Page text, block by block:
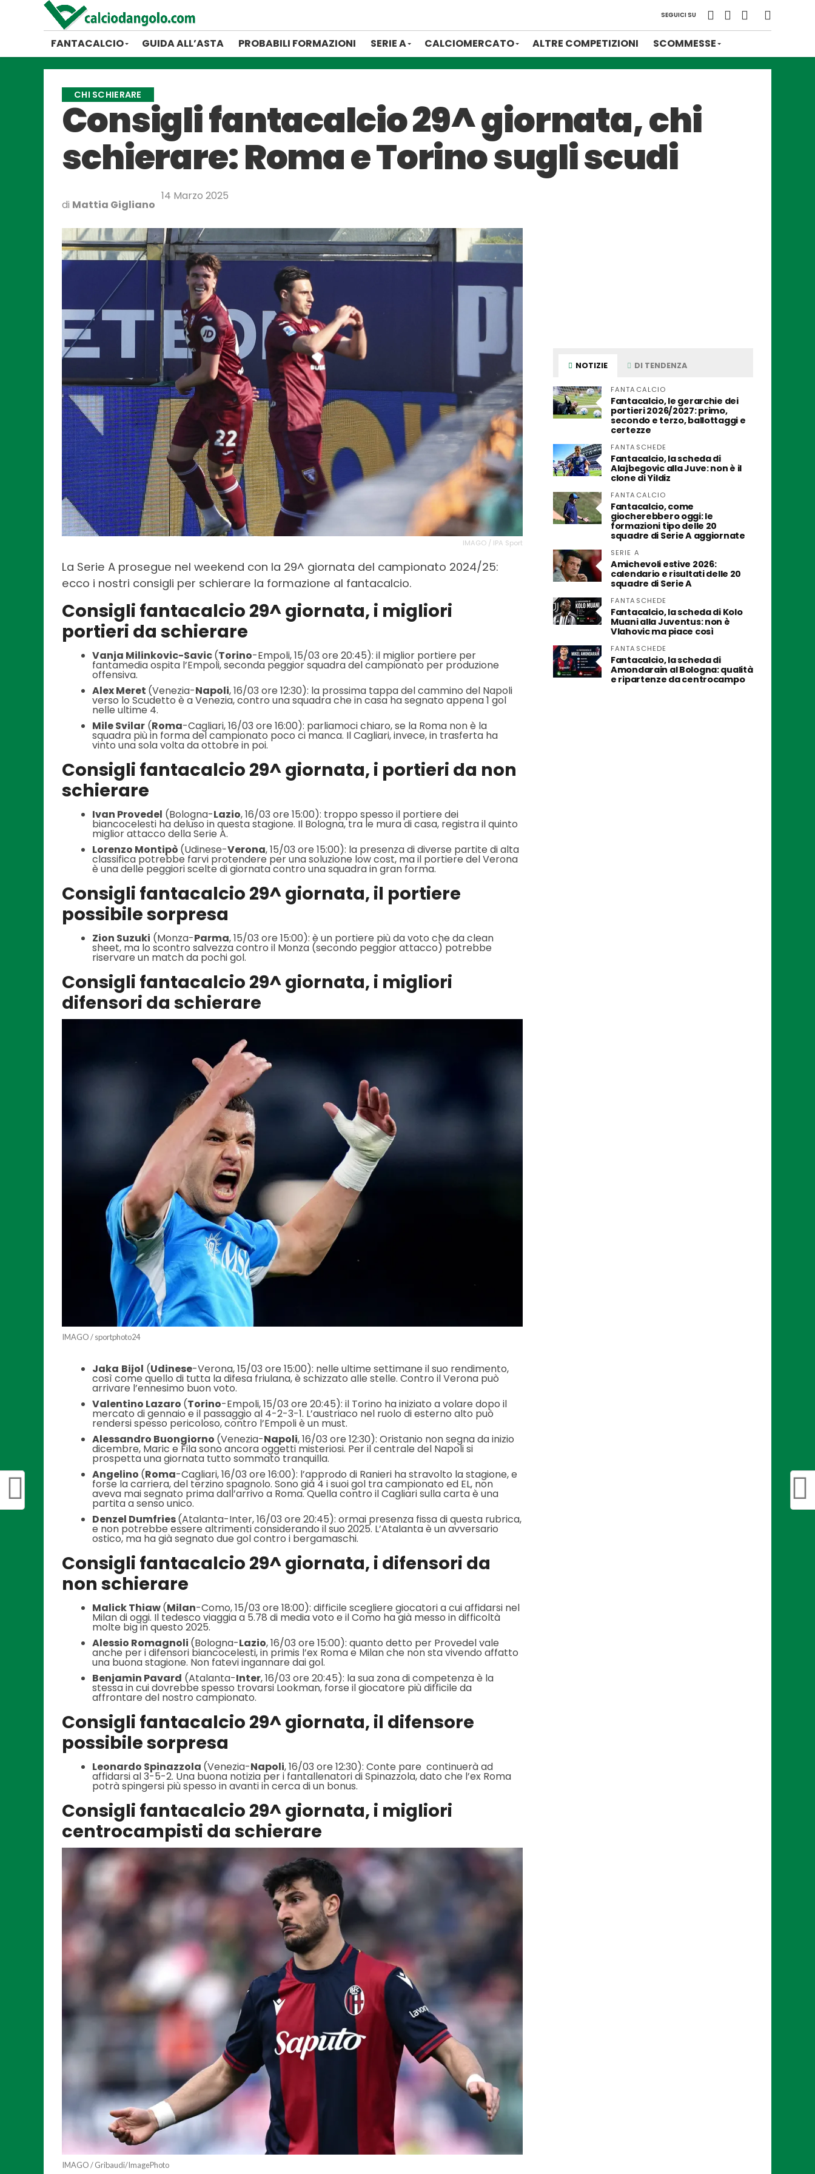
SEGUICI SU
FANTACALCIO GUIDA ALL’ASTA PROBABILI FORMAZIONI SERIE A CALCIOMERCATO ALTRE COMPETIZIONI SCOMMESSE
CHI SCHIERARE
Consigli fantacalcio 29^ giornata, chi
schierare: Roma e Torino sugli scudi
di Mattia Gigliano
14 Marzo 2025
IMAGO / IPA Sport
La Serie A prosegue nel weekend con la 29^ giornata del campionato 2024/25:
ecco i nostri consigli per schierare la formazione al fantacalcio.
Consigli fantacalcio 29^ giornata, i migliori
portieri da schierare
Vanja Milinkovic-Savic(Torino-Empoli, 15/03 ore 20:45): il miglior portiere per
fantamedia ospita l’Empoli, seconda peggior squadra del campionato per produzione
offensiva.
Alex Meret (Venezia-Napoli, 16/03 ore 12:30): la prossima tappa del cammino del Napoli
verso lo Scudetto è a Venezia, contro una squadra che in casa ha segnato appena 1 gol
nelle ultime 4.
Mile Svilar (Roma-Cagliari, 16/03 ore 16:00): parliamoci chiaro, se la Roma non è la
squadra più in forma del campionato poco ci manca. Il Cagliari, invece, in trasferta ha
vinto una sola volta da ottobre in poi.
Consigli fantacalcio 29^ giornata, i portieri da non
schierare
Ivan Provedel (Bologna-Lazio, 16/03 ore 15:00): troppo spesso il portiere dei
biancocelesti ha deluso in questa stagione. Il Bologna, tra le mura di casa, registra il quinto
miglior attacco della Serie A.
Lorenzo Montipò (Udinese-Verona, 15/03 ore 15:00): la presenza di diverse partite di alta
classifica potrebbe farvi protendere per una soluzione low cost, ma il portiere del Verona
è una delle peggiori scelte di giornata contro una squadra in gran forma.
Consigli fantacalcio 29^ giornata, il portiere
possibile sorpresa
Zion Suzuki (Monza-Parma, 15/03 ore 15:00): è un portiere più da voto che da clean
sheet, ma lo scontro salvezza contro il Monza (secondo peggior attacco) potrebbe
riservare un match da pochi gol.
Consigli fantacalcio 29^ giornata, i migliori
difensori da schierare
IMAGO / sportphoto24
Jaka Bijol (Udinese-Verona, 15/03 ore 15:00): nelle ultime settimane il suo rendimento,
così come quello di tutta la difesa friulana, è schizzato alle stelle. Contro il Verona può
arrivare l’ennesimo buon voto.
Valentino Lazaro (Torino-Empoli, 15/03 ore 20:45): il Torino ha iniziato a volare dopo il
mercato di gennaio e il passaggio al 4-2-3-1. L’austriaco nel ruolo di esterno alto può
rendersi spesso pericoloso, contro l’Empoli è un must.
Alessandro Buongiorno (Venezia-Napoli, 16/03 ore 12:30): Oristanio non segna da inizio
dicembre, Maric e Fila sono ancora oggetti misteriosi. Per il centrale del Napoli si
prospetta una giornata tutto sommato tranquilla.
Angelino (Roma-Cagliari, 16/03 ore 16:00): l’approdo di Ranieri ha stravolto la stagione, e
forse la carriera, del terzino spagnolo. Sono già 4 i suoi gol tra campionato ed EL, non
aveva mai segnato prima dall’arrivo a Roma. Quella contro il Cagliari sulla carta è una
partita a senso unico.
Denzel Dumfries(Atalanta-Inter, 16/03 ore 20:45): ormai presenza fissa di questa rubrica,
e non potrebbe essere altrimenti considerando il suo 2025. L’Atalanta è un avversario
ostico, ma ha già segnato due gol contro i bergamaschi.
Consigli fantacalcio 29^ giornata, i difensori da
non schierare
Malick Thiaw(Milan-Como, 15/03 ore 18:00): difficile scegliere giocatori a cui affidarsi nel
Milan di oggi. Il tedesco viaggia a 5.78 di media voto e il Como ha già messo in difficoltà
molte big in questo 2025.
Alessio Romagnoli (Bologna-Lazio, 16/03 ore 15:00): quanto detto per Provedel vale
anche per i difensori biancocelesti, in primis l’ex Roma e Milan che non sta vivendo affatto
una buona stagione. Non fatevi ingannare dai gol.
Benjamin Pavard (Atalanta-Inter, 16/03 ore 20:45): la sua zona di competenza è la
stessa in cui dovrebbe spesso trovarsi Lookman, forse il giocatore più difficile da
affrontare del nostro campionato.
Consigli fantacalcio 29^ giornata, il difensore
possibile sorpresa
Leonardo Spinazzola (Venezia-Napoli, 16/03 ore 12:30): Conte pare continuerà ad
affidarsi al 3-5-2. Una buona notizia per i fantallenatori di Spinazzola, dato che l’ex Roma
potrà spingersi più spesso in avanti in cerca di un bonus.
Consigli fantacalcio 29^ giornata, i migliori
centrocampisti da schierare
IMAGO / Gribaudi/ImagePhoto
NOTIZIE DI TENDENZA
FANTACALCIO
Fantacalcio, le gerarchie dei
portieri 2026/2027: primo,
secondo e terzo, ballottaggi e
certezze
FANTASCHEDE
Fantacalcio, la scheda di
Alajbegovic alla Juve: non è il
clone di Yildiz
FANTACALCIO
Fantacalcio, come
giocherebbero oggi: le
formazioni tipo delle 20
squadre di Serie A aggiornate
SERIE A
Amichevoli estive 2026:
calendario e risultati delle 20
squadre di Serie A
FANTASCHEDE
Fantacalcio, la scheda di Kolo
Muani alla Juventus: non è
Vlahovic ma piace così
FANTASCHEDE
Fantacalcio, la scheda di
Amondarain al Bologna: qualità
e ripartenze da centrocampo